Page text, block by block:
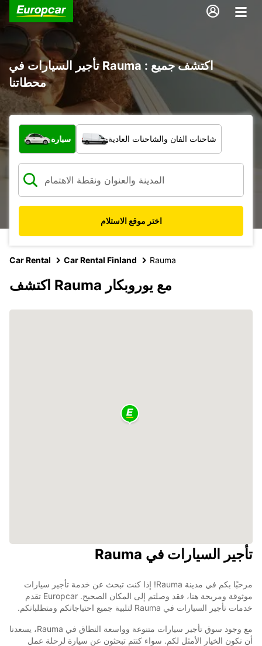
تأجير السيارات في Rauma : اكتشف جميع
محطاتنا
ما نوع المركبة؟
سيارة شاحنات الفان والشاحنات العادية
اختر موقع الاستلام
Car Rental Car Rental Finland Rauma
اكتشف Rauma مع يوروبكار
تأجير السيارات في Rauma
مرحبًا بكم في مدينة Rauma! إذا كنت تبحث عن خدمة تأجير سيارات
موثوقة ومريحة هنا، فقد وصلتم إلى المكان الصحيح. Europcar تقدم
خدمات تأجير السيارات في Rauma لتلبية جميع احتياجاتكم ومتطلباتكم.
مع وجود سوق تأجير سيارات متنوعة وواسعة النطاق في Rauma، يسعدنا
أن نكون الخيار الأمثل لكم. سواء كنتم تبحثون عن سيارة لرحلة عمل